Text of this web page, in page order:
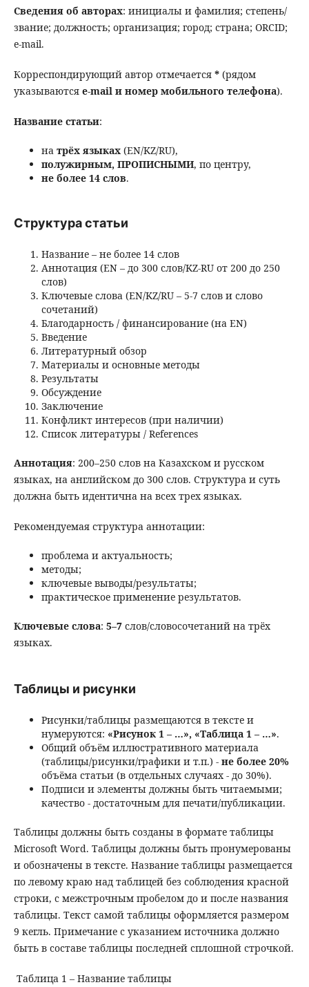
Сведения об авторах: инициалы и фамилия; степень/
звание; должность; организация; город; страна; ORCID;
e-mail.
Корреспондирующий автор отмечается *(рядом
указываются e-mail и номер мобильного телефона).
Название статьи:
на трёх языках(EN/KZ/RU),
полужирным, ПРОПИСНЫМИ, по центру,
не более 14 слов.
Структура статьи
Название – не более 14 слов
Аннотация (EN – до 300 слов/KZ-RU от 200 до 250
слов)
Ключевые слова (EN/KZ/RU – 5-7 слов и слово
сочетаний)
Благодарность / финансирование (на EN)
Введение
Литературный обзор
Материалы и основные методы
Результаты
Обсуждение
Заключение
Конфликт интересов (при наличии)
Список литературы / References
Аннотация: 200–250 слов на Казахском и русском
языках, на английском до 300 слов. Структура и суть
должна быть идентична на всех трех языках.
Рекомендуемая структура аннотации:
проблема и актуальность;
методы;
ключевые выводы/результаты;
практическое применение результатов.
Ключевые слова: 5–7слов/словосочетаний на трёх
языках.
Таблицы и рисунки
Рисунки/таблицы размещаются в тексте и
нумеруются: «Рисунок 1 – …», «Таблица 1 – …».
Общий объём иллюстративного материала
(таблицы/рисунки/графики и т.п.) - не более 20%
объёма статьи (в отдельных случаях - до 30%).
Подписи и элементы должны быть читаемыми;
качество - достаточным для печати/публикации.
Таблицы должны быть созданы в формате таблицы
Microsoft Word. Таблицы должны быть пронумерованы
и обозначены в тексте. Название таблицы размещается
по левому краю над таблицей без соблюдения красной
строки, с межстрочным пробелом до и после названия
таблицы. Текст самой таблицы оформляется размером
9 кегль. Примечание с указанием источника должно
быть в составе таблицы последней сплошной строчкой.
Таблица 1 – Название таблицы